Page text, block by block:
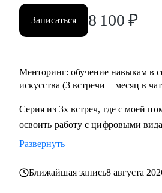
Записаться 8 100 ₽
Менторинг: обучение навыкам в
искусства (3 встречи + месяц в
Серия из 3х встреч, где с моей
освоить работу с цифровыми
Развернуть
Ближайшая запись8 августа